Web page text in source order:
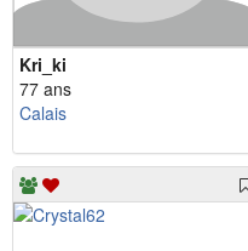
Kri_ki
77 ans
Calais